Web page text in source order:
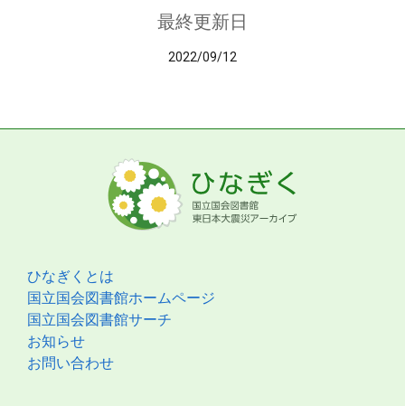
最終更新日
2022/09/12
ひなぎくとは
国立国会図書館ホームページ
国立国会図書館サーチ
お知らせ
お問い合わせ